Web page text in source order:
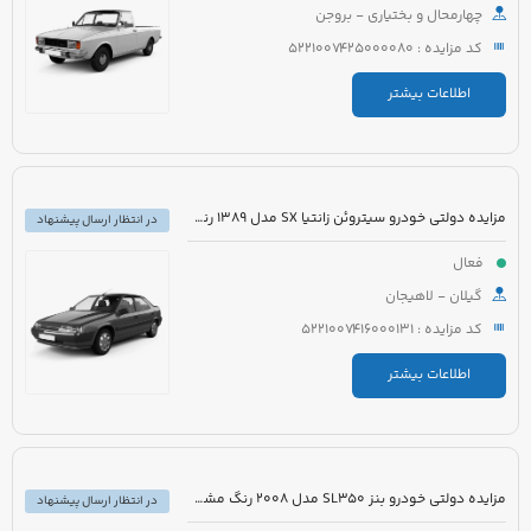
چهارمحال و بختیاری - بروجن
کد مزایده : 5221007425000080
اطلاعات بیشتر
مزایده دولتی خودرو سیتروئن زانتیا SX مدل 1389 رنگ نقره ای
فعال
گیلان - لاهیجان
کد مزایده : 5221007416000131
اطلاعات بیشتر
در انتظار ارسال پیشنهاد
مزایده دولتی خودرو بنز SL350 مدل 2008 رنگ مشکی روغنی
در انتظار ارسال پیشنهاد